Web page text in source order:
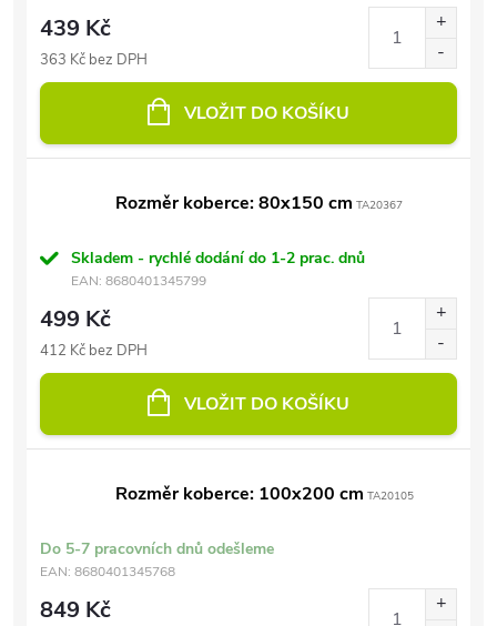
439 Kč
363 Kč bez DPH
VLOŽIT DO KOŠÍKU
Rozměr koberce: 80x150 cm TA20367
Skladem - rychlé dodání do 1-2 prac. dnů
EAN: 8680401345799
499 Kč
412 Kč bez DPH
VLOŽIT DO KOŠÍKU
Rozměr koberce: 100x200 cm TA20105
Do 5-7 pracovních dnů odešleme
EAN: 8680401345768
849 Kč